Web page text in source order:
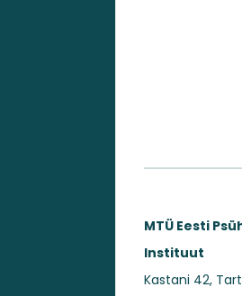
MTÜ Eesti
Instituut
Kastani 42,